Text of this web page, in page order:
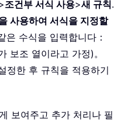
조건부 서식 사용>새 규칙.
사용하여 서식을 지정할
은 수식을 입력합니다：
보조 열이라고 가정)。
정한 후 규칙을 적용하기
보여주고 추가 처리나 필